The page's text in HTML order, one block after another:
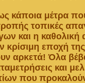
κάποια μέτρα
τοπικές
και η
κρίσιμη εποχή
αρκετά! Όλα
και
που